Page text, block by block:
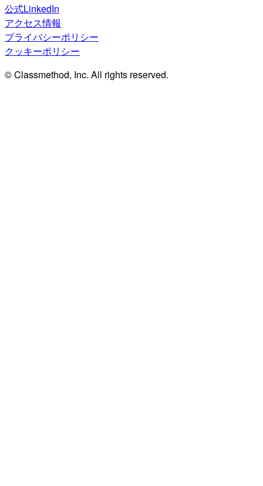
公式LinkedIn
アクセス情報
プライバシーポリシー
クッキーポリシー
© Classmethod, Inc. All rights reserved.